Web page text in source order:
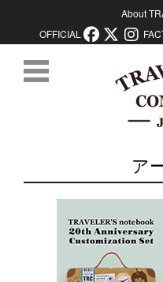
About
OFFICIAL
ア